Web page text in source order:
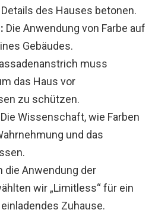
des Hauses betonen.
Die Anwendung von Farbe auf
Gebäudes.
muss
das Haus vor
zu schützen.
Die Wissenschaft, wie Farben
und das
die Anwendung der
wir „Limitless“ für ein
Zuhause.